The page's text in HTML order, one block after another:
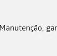
Manutenção,